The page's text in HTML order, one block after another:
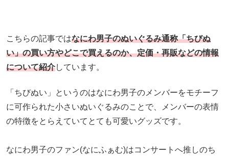
こちらの記事ではなにわ男子のぬいぐるみ通称「ちびぬ
い」の買い方やどこで買えるのか、定価・再販などの情報
について紹介しています。
「ちびぬい」というのはなにわ男子のメンバーをモチーフ
に可作られた小さいぬいぐるみのことで、メンバーの表情
の特徴をとらえていてとても可愛いグッズです。
なにわ男子のファン(なにふぁむ)はコンサートへ推しのち